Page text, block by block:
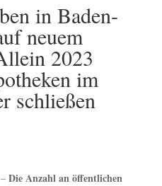
in Baden-
neuem
2023
im
schließen
Die Anzahl an öffentlichen